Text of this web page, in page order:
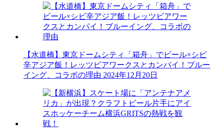
【水道橋】東京ドームシティ「箱舟」でビール×シビ
辛アジア飯！レッツビアワークスとカンパイ！ブルー
イング、コラボの理由 2024年12月20日